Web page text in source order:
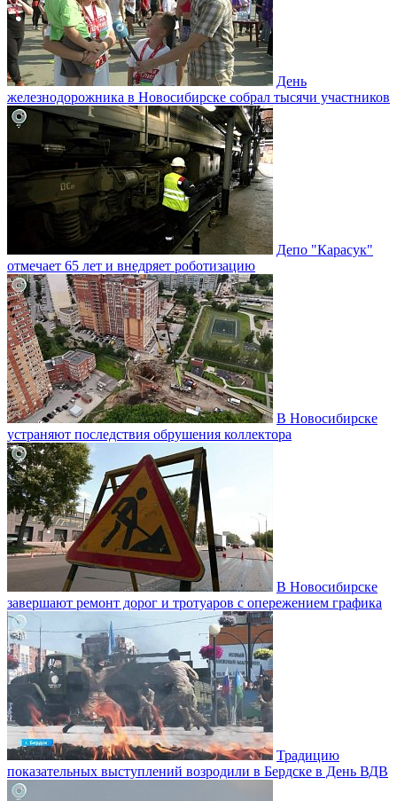
День
железнодорожника в Новосибирске собрал тысячи участников
Депо "Карасук"
отмечает 65 лет и внедряет роботизацию
В Новосибирске
устраняют последствия обрушения коллектора
В Новосибирске
завершают ремонт дорог и тротуаров с опережением графика
Традицию
показательных выступлений возродили в Бердске в День ВДВ